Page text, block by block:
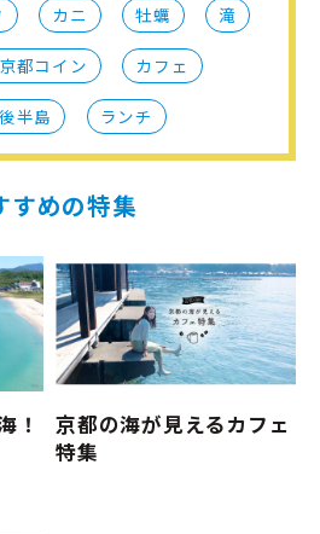
カニ 牡蠣 滝
都コイン カフェ
半島 ランチ
すめの特集
！
京都の海が見えるカフェ
特集